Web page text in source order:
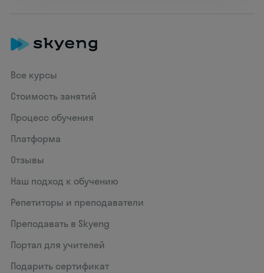
Все курсы
Стоимость занятий
Процесс обучения
Платформа
Отзывы
Наш подход к обучению
Репетиторы и преподаватели
Преподавать в Skyeng
Портал для учителей
Подарить сертификат